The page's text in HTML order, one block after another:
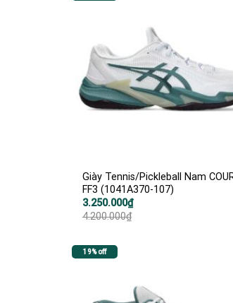
Giày Tennis/Pickleball Nam
FF3 (1041A370-107)
4.200.000₫
Giá
gốc
là:
3.250.000₫
Giá
hiện
tại
19% off